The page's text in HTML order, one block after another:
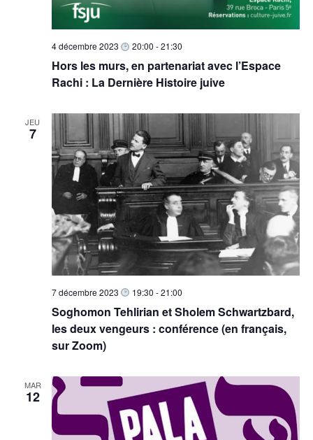
Hors les murs, en partenariat avec l’Espace
Rachi : La Dernière Histoire juive
4 décembre 2023 20:00 -21:30
JEU
7
Soghomon Tehlirian et Sholem Schwartzbard,
les deux vengeurs : conférence (en français,
sur Zoom)
7 décembre 2023 19:30 -21:00
MAR
12